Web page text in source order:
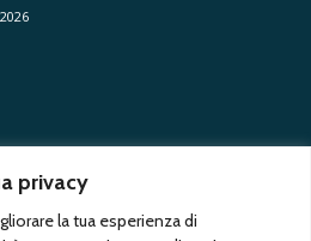
privacy
la tua esperienza di
uffici stampa
tv radio locali ungp